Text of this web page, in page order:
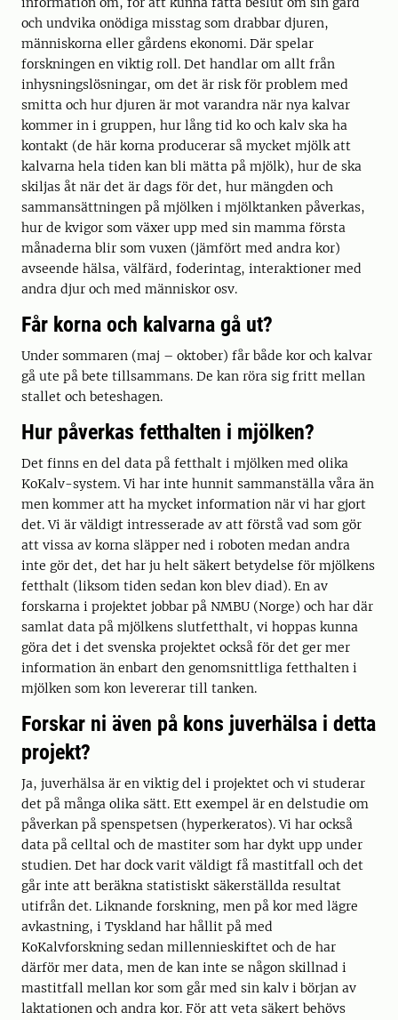
och undvika onödiga misstag som drabbar djuren,
människorna eller gårdens ekonomi. Där spelar
forskningen en viktig roll. Det handlar om allt från
inhysningslösningar, om det är risk för problem med
smitta och hur djuren är mot varandra när nya kalvar
kommer in i gruppen, hur lång tid ko och kalv ska ha
kontakt (de här korna producerar så mycket mjölk att
kalvarna hela tiden kan bli mätta på mjölk), hur de ska
skiljas åt när det är dags för det, hur mängden och
sammansättningen på mjölken i mjölktanken påverkas,
hur de kvigor som växer upp med sin mamma första
månaderna blir som vuxen (jämfört med andra kor)
avseende hälsa, välfärd, foderintag, interaktioner med
andra djur och med människor osv.
Får korna och kalvarna gå ut?
Under sommaren (maj – oktober) får både kor och kalvar
gå ute på bete tillsammans. De kan röra sig fritt mellan
stallet och beteshagen.
Hur påverkas fetthalten i mjölken?
Det finns en del data på fetthalt i mjölken med olika
KoKalv-system. Vi har inte hunnit sammanställa våra än
men kommer att ha mycket information när vi har gjort
det. Vi är väldigt intresserade av att förstå vad som gör
att vissa av korna släpper ned i roboten medan andra
inte gör det, det har ju helt säkert betydelse för mjölkens
fetthalt (liksom tiden sedan kon blev diad). En av
forskarna i projektet jobbar på NMBU (Norge) och har där
samlat data på mjölkens slutfetthalt, vi hoppas kunna
göra det i det svenska projektet också för det ger mer
information än enbart den genomsnittliga fetthalten i
mjölken som kon levererar till tanken.
Forskar ni även på kons juverhälsa i detta
projekt?
Ja, juverhälsa är en viktig del i projektet och vi studerar
det på många olika sätt. Ett exempel är en delstudie om
påverkan på spenspetsen (hyperkeratos). Vi har också
data på celltal och de mastiter som har dykt upp under
studien. Det har dock varit väldigt få mastitfall och det
går inte att beräkna statistiskt säkerställda resultat
utifrån det. Liknande forskning, men på kor med lägre
avkastning, i Tyskland har hållit på med
KoKalvforskning sedan millennieskiftet och de har
därför mer data, men de kan inte se någon skillnad i
mastitfall mellan kor som går med sin kalv i början av
laktationen och andra kor. För att veta säkert behövs